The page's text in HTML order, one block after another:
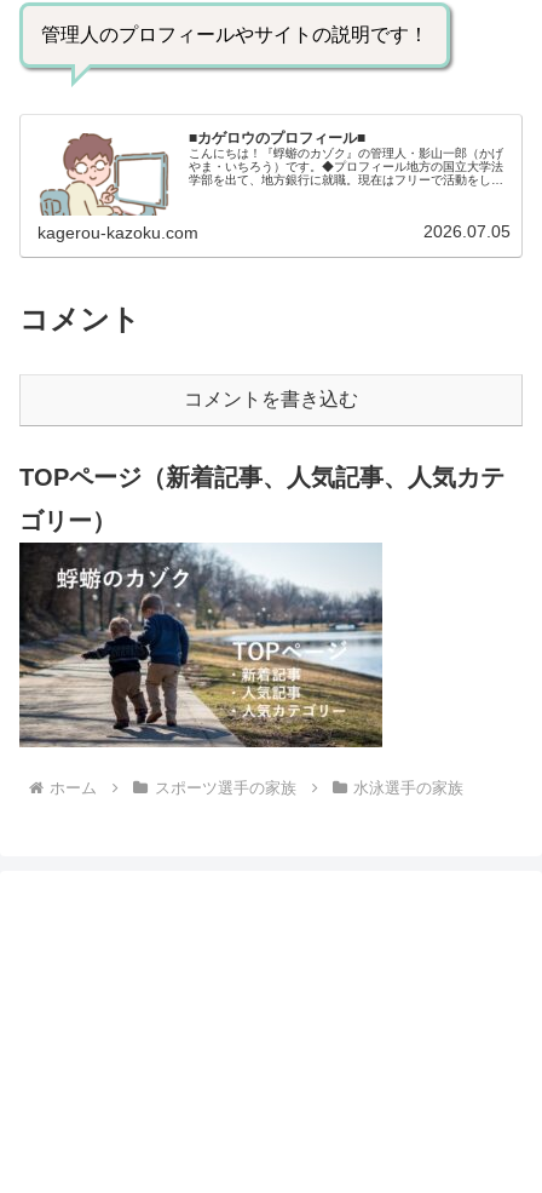
管理人のプロフィールやサイトの説明です！
■カゲロウのプロフィール■
こんにちは！『蜉蝣のカゾク』の管理人・影山一郎（かげ
やま・いちろう）です。◆プロフィール地方の国立大学法
学部を出て、地方銀行に就職。現在はフリーで活動をして
kagerou-kazoku.com 2026.07.05
コメント
コメントを書き込む
TOPページ（新着記事、人気記事、人気カテ
ゴリー）
ホーム スポーツ選手の家族 水泳選手の家族